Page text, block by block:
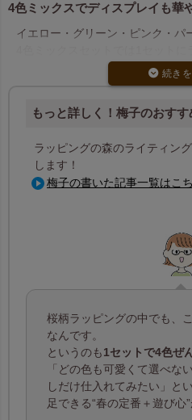
4色ミックスでディスプレイも華
イエロー・グリーン・ピンク・パ
イにも変化をつけられます。
色指定でのご注文も可能です。
国産品質で安心の仕上がり
マドレーヌ7個分が入るサイズで
もっと詳しく！梅子のおすす
ラッピングの森のライティン
します！
梅子の書いた記事一覧はこ
桜柄ラッピングの中でも、
なんです。
というのも1セットで4色ぜ
「どの色も可愛くて選べな
しだけ仕入れてみたい」と
足できる“春の定番＋遊び心